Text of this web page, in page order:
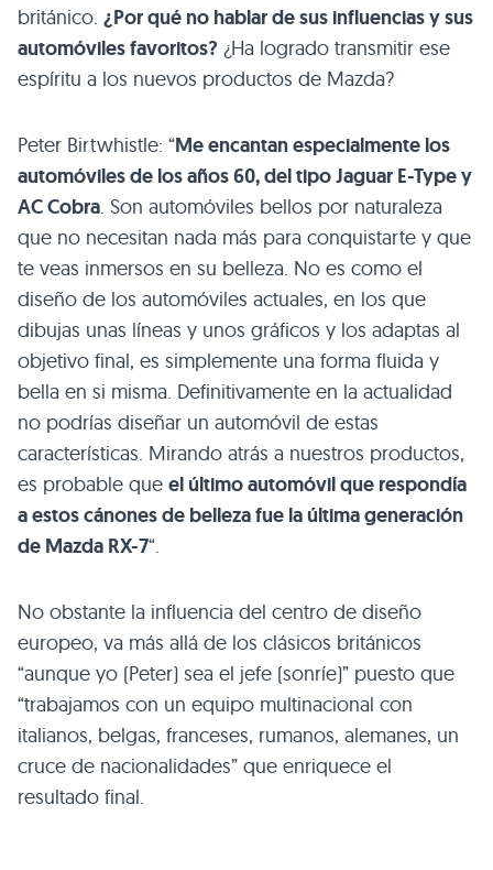
británico. ¿Por qué no hablar de sus influencias y sus
automóviles favoritos? ¿Ha logrado transmitir ese
espíritu a los nuevos productos de Mazda?
Peter Birtwhistle: “Me encantan especialmente los
automóviles de los años 60, del tipo Jaguar E-Type y
ACCobra. Son automóviles bellos por naturaleza
que no necesitan nada más para conquistarte y que
te veas inmersos en su belleza. No es como el
diseño de los automóviles actuales, en los que
dibujas unas líneas y unos gráficos y los adaptas al
objetivo final, es simplemente una forma fluida y
bella en si misma. Definitivamente en la actualidad
no podrías diseñar un automóvil de estas
características. Mirando atrás a nuestros productos,
es probable que el último automóvil que respondía
a estos cánones de belleza fue la última generación
de Mazda RX-7“.
No obstante la influencia del centro de diseño
europeo, va más allá de los clásicos británicos
“aunque yo (Peter) sea el jefe (sonríe)” puesto que
“trabajamos con un equipo multinacional con
italianos, belgas, franceses, rumanos, alemanes, un
cruce de nacionalidades” que enriquece el
resultado final.